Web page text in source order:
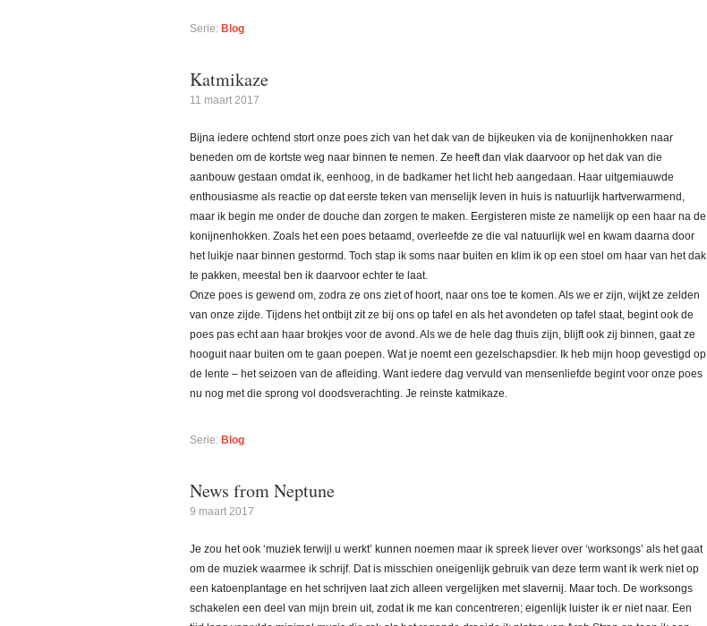
Serie: Blog
Katmikaze
11 maart 2017
Bijna iedere ochtend stort onze poes zich van het dak van de bijkeuken via de konijnenhokken naar
beneden om de kortste weg naar binnen te nemen. Ze heeft dan vlak daarvoor op het dak van die
aanbouw gestaan omdat ik, eenhoog, in de badkamer het licht heb aangedaan. Haar uitgemiauwde
enthousiasme als reactie op dat eerste teken van menselijk leven in huis is natuurlijk hartverwarmend,
maar ik begin me onder de douche dan zorgen te maken. Eergisteren miste ze namelijk op een haar na de
konijnenhokken. Zoals het een poes betaamd, overleefde ze die val natuurlijk wel en kwam daarna door
het luikje naar binnen gestormd. Toch stap ik soms naar buiten en klim ik op een stoel om haar van het dak
te pakken, meestal ben ik daarvoor echter te laat.
Onze poes is gewend om, zodra ze ons ziet of hoort, naar ons toe te komen. Als we er zijn, wijkt ze zelden
van onze zijde. Tijdens het ontbijt zit ze bij ons op tafel en als het avondeten op tafel staat, begint ook de
poes pas echt aan haar brokjes voor de avond. Als we de hele dag thuis zijn, blijft ook zij binnen, gaat ze
hooguit naar buiten om te gaan poepen. Wat je noemt een gezelschapsdier. Ik heb mijn hoop gevestigd op
de lente – het seizoen van de afleiding. Want iedere dag vervuld van mensenliefde begint voor onze poes
nu nog met die sprong vol doodsverachting. Je reinste katmikaze.
Serie: Blog
News from Neptune
9 maart 2017
Je zou het ook ‘muziek terwijl u werkt’ kunnen noemen maar ik spreek liever over ‘worksongs’ als het gaat
om de muziek waarmee ik schrijf. Dat is misschien oneigenlijk gebruik van deze term want ik werk niet op
een katoenplantage en het schrijven laat zich alleen vergelijken met slavernij. Maar toch. De worksongs
schakelen een deel van mijn brein uit, zodat ik me kan concentreren; eigenlijk luister ik er niet naar. Een